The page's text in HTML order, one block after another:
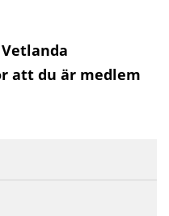
att du är medlem